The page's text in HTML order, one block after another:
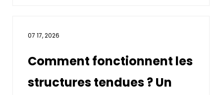
07 17, 2026
Comment fonctionnent les
structures tendues ? Un